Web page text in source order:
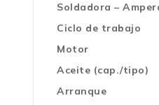
Soldadora –
Ciclo de trabajo
Motor
Aceite (cap./tipo)
Arranque